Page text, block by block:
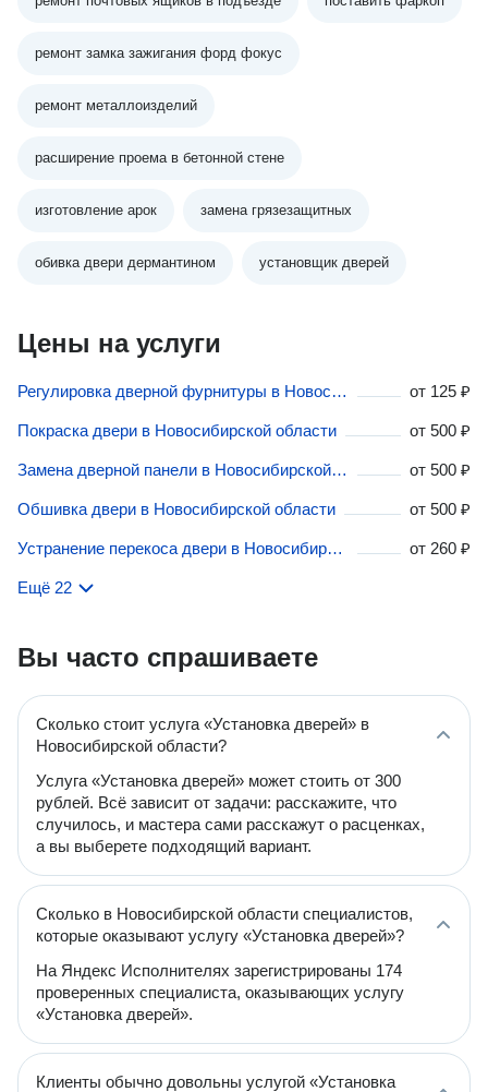
ремонт замка зажигания форд фокус
ремонт металлоизделий
расширение проема в бетонной стене
изготовление арок замена грязезащитных
обивка двери дермантином установщик дверей
Цены на услуги
Регулировка дверной фурнитуры в Новосибирской области от 125 ₽
Покраска двери в Новосибирской области от 500 ₽
Замена дверной панели в Новосибирской области от 500 ₽
Обшивка двери в Новосибирской области от 500 ₽
Устранение перекоса двери в Новосибирской области от 260 ₽
Ещё 22
Вы часто спрашиваете
Сколько стоит услуга «Установка дверей» в
Новосибирской области?
Услуга «Установка дверей» может стоить от 300
рублей. Всё зависит от задачи: расскажите, что
случилось, и мастера сами расскажут о расценках,
а вы выберете подходящий вариант.
Сколько в Новосибирской области специалистов,
которые оказывают услугу «Установка дверей»?
На Яндекс Исполнителях зарегистрированы 174
проверенных специалиста, оказывающих услугу
«Установка дверей».
Клиенты обычно довольны услугой «Установка